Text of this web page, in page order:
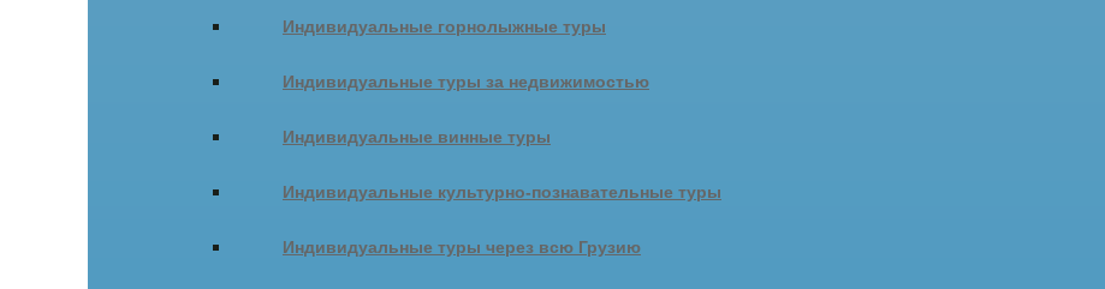
Индивидуальные горнолыжные туры
Индивидуальные туры за недвижимостью
Индивидуальные винные туры
Индивидуальные культурно-познавательные туры
Индивидуальные туры через всю Грузию